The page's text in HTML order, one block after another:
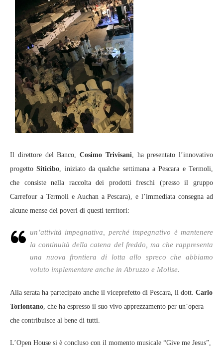
Il direttore del Banco, Cosimo Trivisani, ha presentato l’innovativo
progettoSiticibo, iniziato da qualche settimana a Pescara e Termoli,
che consiste nella raccolta dei prodotti freschi (presso il gruppo
Carrefour a Termoli e Auchan a Pescara), e l’immediata consegna ad
alcune mense dei poveri di questi territori:
un’attività impegnativa, perché impegnativo è mantenere
la continuità della catena del freddo, ma che rappresenta
una nuova frontiera di lotta allo spreco che abbiamo
voluto implementare anche in Abruzzo e Molise.
Alla serata ha partecipato anche il viceprefetto di Pescara, il dott. Carlo
Torlontano, che ha espresso il suo vivo apprezzamento per un’opera
che contribuisce al bene di tutti.
L’Open House si è concluso con il momento musicale “Give me Jesus”,